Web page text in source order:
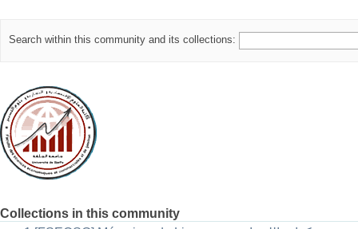
Search within this community and its collections:
Collections in this community